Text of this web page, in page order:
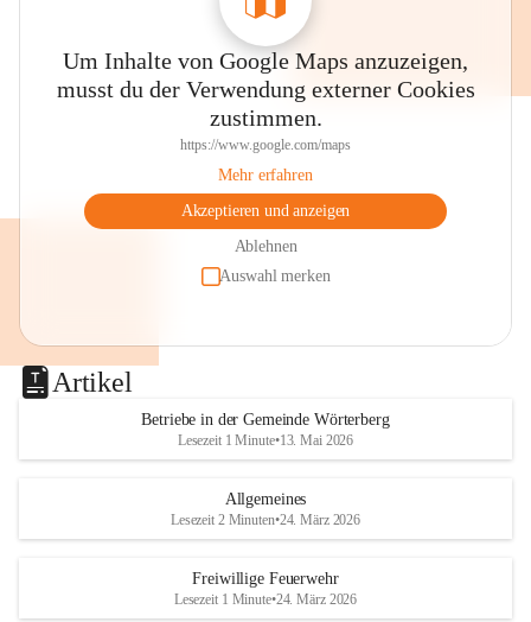
Um Inhalte von Google Maps anzuzeigen,
musst du der Verwendung externer Cookies
zustimmen.
https://www.google.com/maps
Mehr erfahren
Akzeptieren und anzeigen
Ablehnen
Auswahl merken
Artikel
Betriebe in der Gemeinde Wörterberg
Lesezeit 1 Minute•13. Mai 2026
Allgemeines
Lesezeit 2 Minuten•24. März 2026
Freiwillige Feuerwehr
Lesezeit 1 Minute•24. März 2026